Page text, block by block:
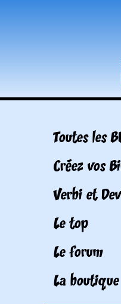
Toutes les
Créez vos
Verbi et
Le top
Le forum
La boutique